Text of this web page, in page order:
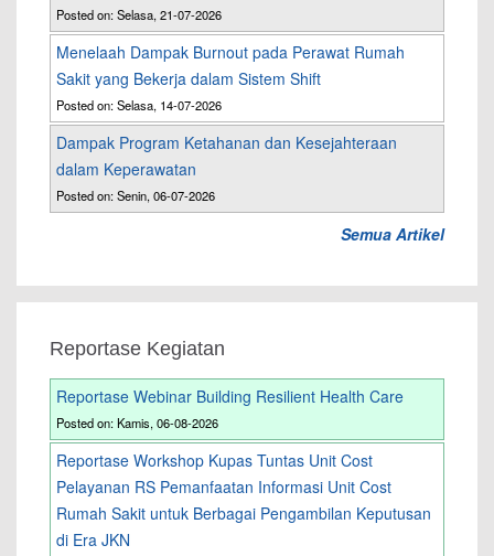
Posted on: Selasa, 21-07-2026
Menelaah Dampak Burnout pada Perawat Rumah
Sakit yang Bekerja dalam Sistem Shift
Posted on: Selasa, 14-07-2026
Dampak Program Ketahanan dan Kesejahteraan
dalam Keperawatan
Posted on: Senin, 06-07-2026
Semua Artikel
Reportase Kegiatan
Reportase Webinar Building Resilient Health Care
Posted on: Kamis, 06-08-2026
Reportase Workshop Kupas Tuntas Unit Cost
Pelayanan RS Pemanfaatan Informasi Unit Cost
Rumah Sakit untuk Berbagai Pengambilan Keputusan
di Era JKN